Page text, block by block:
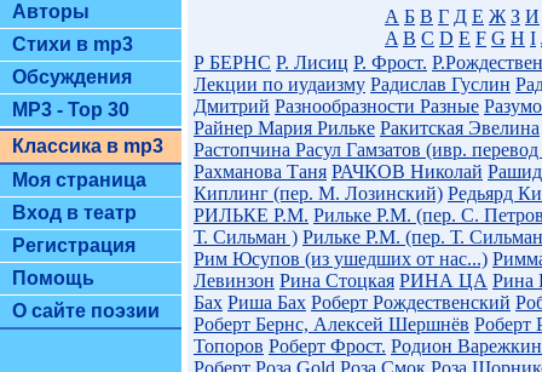
Авторы
Стихи в mp3
Обсуждения
MP3 - Top 30
Классика в mp3
Моя страница
Вход в театр
Регистрация
Помощь
О сайте поэзии
А Б В Г Д Е Ж З И
A B C D E F G H I
Р БЕРНС Р. Лисиц Р. Фрост.
Лекции по иудаизму Радислав Гуслин
Дмитрий Разнообразности Разные
Райнер Мария Рильке Ракитская Эвелина
Растопчина Расул Гамзатов (ивр.
Рахманова Таня РАЧКОВ Николай
Киплинг (пер. М. Лозинский) Редьярд
РИЛЬКЕ Р.М. Рильке Р.М. (пер. С.
Т. Сильман ) Рильке Р.М. (пер. Т.
Рим Юсупов (из ушедших от нас...)
Левинзон Рина Стоцкая РИНА ЦА Рина
Бах Риша Бах Роберт Рождественский
Роберт Бернс, Алексей Шершнёв Роберт
Топоров Роберт Фрост. Родион Варежкин
Роберт Роза Gold Роза Смок Роза